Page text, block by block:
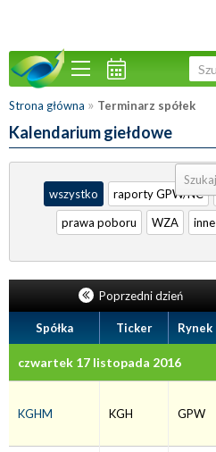
Strona główna » Terminarz spółek
Kalendarium giełdowe
Sortuj:
wszystko
raporty GPW/NC
prawa poboru
WZA inne
Poprzedni dzień
Spółka Ticker Rynek
czwartek 17 listopada 2016
KGHM KGH GPW